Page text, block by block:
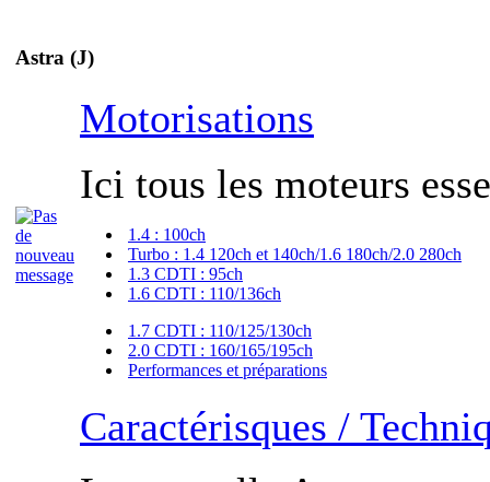
Astra (J)
Motorisations
Ici tous les moteurs
1.4 : 100ch
Turbo : 1.4 120ch et 140ch/1.6 180ch/2.0 280ch
1.3 CDTI : 95ch
1.6 CDTI : 110/136ch
1.7 CDTI : 110/125/130ch
2.0 CDTI : 160/165/195ch
Performances et préparations
Caractérisques /